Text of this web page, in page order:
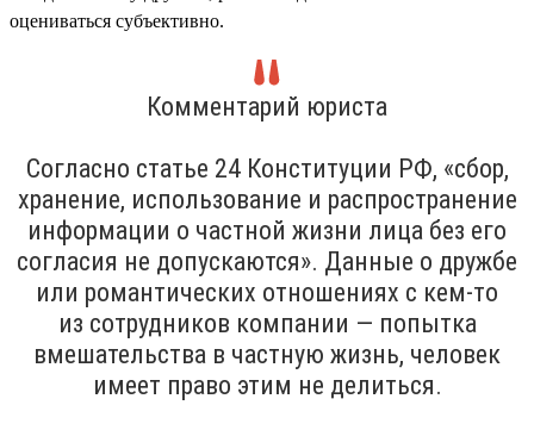
оцениваться субъективно.
Комментарий юриста
Согласно статье 24 Конституции РФ, «сбор,
хранение, использование и распространение
информации о частной жизни лица без его
согласия не допускаются». Данные о дружбе
или романтических отношениях с кем-то
из сотрудников компании — попытка
вмешательства в частную жизнь, человек
имеет право этим не делиться.